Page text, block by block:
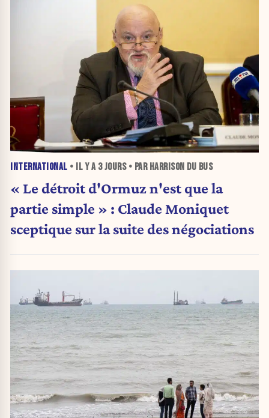
INTERNATIONAL • IL Y A 3 JOURS• PAR HARRISON DU BUS
« Le détroit d'Ormuz n'est que la
partie simple » : Claude Moniquet
sceptique sur la suite des négociations